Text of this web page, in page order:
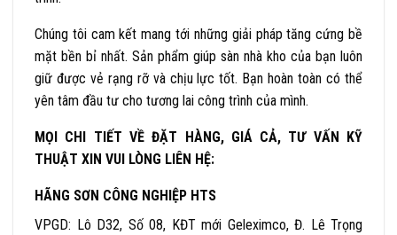
Chúng tôi cam kết mang tới những giải pháp tăng cứng bề
mặt bền bỉ nhất. Sản phẩm giúp sàn nhà kho của bạn luôn
giữ được vẻ rạng rỡ và chịu lực tốt. Bạn hoàn toàn có thể
yên tâm đầu tư cho tương lai công trình của mình.
MỌI CHI TIẾT VỀ ĐẶT HÀNG, GIÁ CẢ, TƯ VẤN KỸ
THUẬT XIN VUI LÒNG LIÊN HỆ:
HÃNG SƠN CÔNG NGHIỆP HTS
VPGD: Lô D32, Số 08, KĐT mới Geleximco, Đ. Lê Trọng